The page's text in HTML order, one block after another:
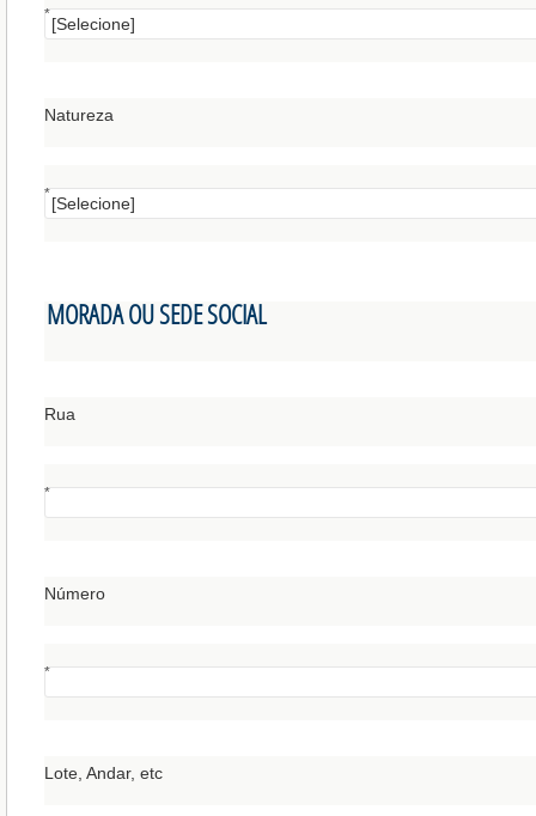
*
Natureza
*
MORADA OU SEDE SOCIAL
Rua
*
Número
*
Lote, Andar, etc